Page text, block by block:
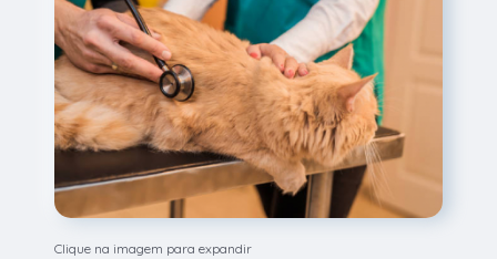
Clique na imagem para expandir